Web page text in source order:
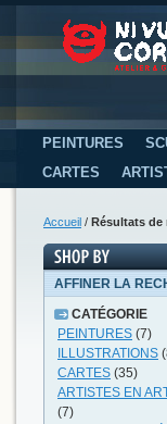
PEINTURES
CARTES
Accueil / Résultats de
AFFINER LA
CATÉGORIE
PEINTURES (7)
ILLUSTRATIONS
CARTES (35)
ARTISTES EN
(7)